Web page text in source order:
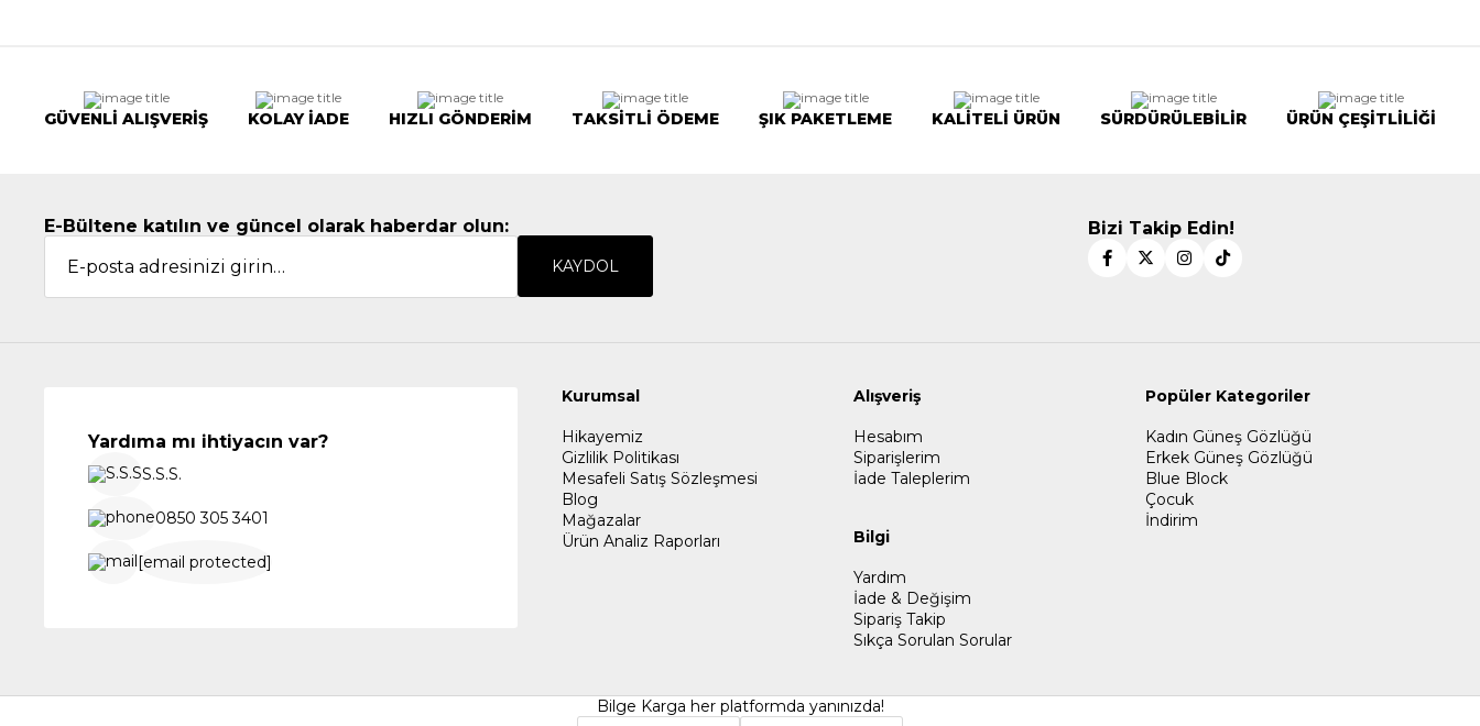
GÜVENLİ ALIŞVERİŞ KOLAY İADE HIZLI GÖNDERİM TAKSİTLİ ÖDEME ŞIK PAKETLEME KALİTELİ ÜRÜN SÜRDÜRÜLEBİLİR ÜRÜN ÇEŞİTLİLİĞİ
E-Bültene katılın ve güncel olarak haberdar olun:
KAYDOL
Bizi Takip Edin!
Yardıma mı ihtiyacın var?
S.S.S.
0850 305 3401
[email protected]
Kurumsal
Hikayemiz
Gizlilik Politikası
Mesafeli Satış Sözleşmesi
Blog
Mağazalar
Ürün Analiz Raporları
Alışveriş
Hesabım
Siparişlerim
İade Taleplerim
Bilgi
Yardım
İade & Değişim
Sipariş Takip
Sıkça Sorulan Sorular
Popüler Kategoriler
Kadın Güneş Gözlüğü
Erkek Güneş Gözlüğü
Blue Block
Çocuk
İndirim
Bilge Karga her platformda yanınızda!